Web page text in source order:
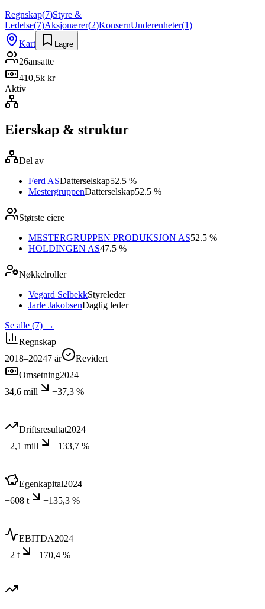
Regnskap(7)Styre &
Ledelse(7)Aksjonærer(2)KonsernUnderenheter(1)
Kart
Lagre
26ansatte
410,5k kr
Aktiv
Eierskap & struktur
Del av
Ferd ASDatterselskap52.5 %
MestergruppenDatterselskap52.5 %
Største eiere
MESTERGRUPPEN PRODUKSJON AS52.5 %
HOLDINGEN AS47.5 %
Nøkkelroller
Vegard SelbekkStyreleder
Jarle JakobsenDaglig leder
Se alle (7) →
Regnskap
2018–20247 år
Revidert
Omsetning2024
34,6 mill
−37,3 %
Driftsresultat2024
−2,1 mill
−133,7 %
Egenkapital2024
−608 t
−135,3 %
EBITDA2024
−2 t
−170,4 %